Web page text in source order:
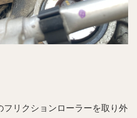
フリクションローラーを取り外